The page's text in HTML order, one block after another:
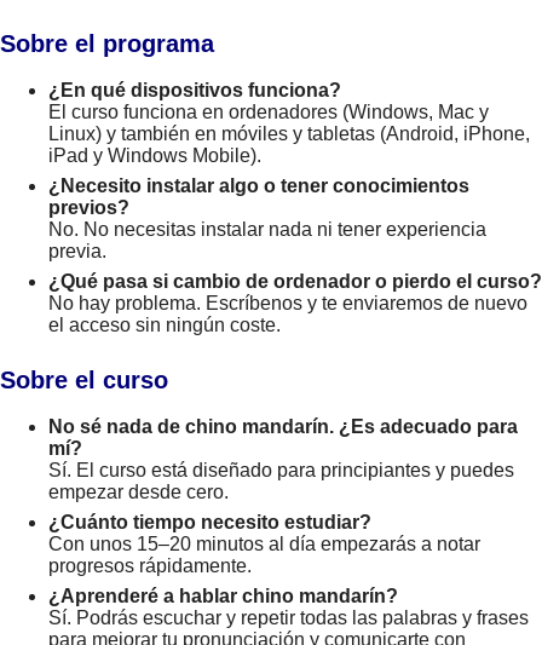
Sobre el programa
¿En qué dispositivos funciona?
El curso funciona en ordenadores (Windows, Mac y
Linux) y también en móviles y tabletas (Android, iPhone,
iPad y Windows Mobile).
¿Necesito instalar algo o tener conocimientos
previos?
No. No necesitas instalar nada ni tener experiencia
previa.
¿Qué pasa si cambio de ordenador o pierdo el curso?
No hay problema. Escríbenos y te enviaremos de nuevo
el acceso sin ningún coste.
Sobre el curso
No sé nada de chino mandarín. ¿Es adecuado para
mí?
Sí. El curso está diseñado para principiantes y puedes
empezar desde cero.
¿Cuánto tiempo necesito estudiar?
Con unos 15–20 minutos al día empezarás a notar
progresos rápidamente.
¿Aprenderé a hablar chino mandarín?
Sí. Podrás escuchar y repetir todas las palabras y frases
para mejorar tu pronunciación y comunicarte con